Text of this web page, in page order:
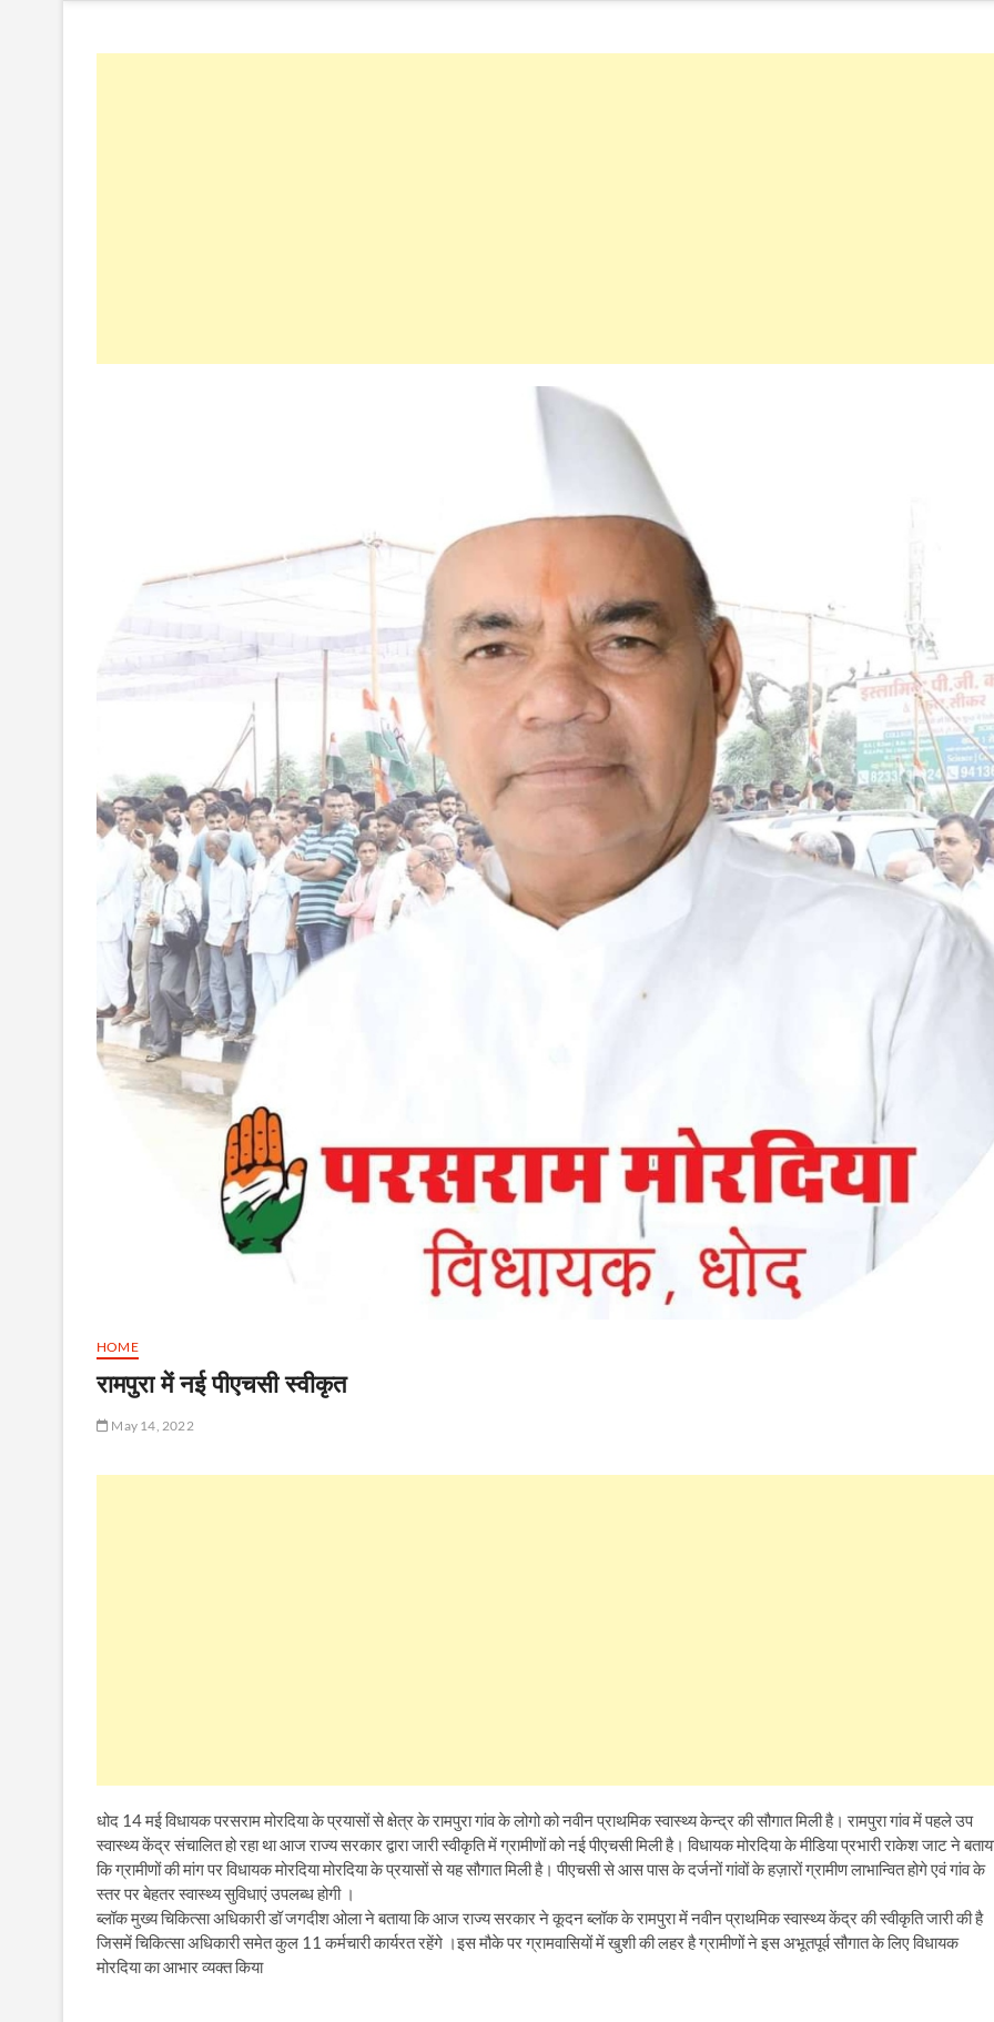
HOME
रामपुरा में नई पीएचसी स्वीकृत
May 14, 2022
धोद 14 मई विधायक परसराम मोरदिया के प्रयासों से क्षेत्र के रामपुरा गांव के लोगो को नवीन प्राथमिक स्वास्थ्य केन्द्र की सौगात मिली है। रामपुरा गांव में पहले उप
स्वास्थ्य केंद्र संचालित हो रहा था आज राज्य सरकार द्वारा जारी स्वीकृति में ग्रामीणों को नई पीएचसी मिली है। विधायक मोरदिया के मीडिया प्रभारी राकेश जाट ने
कि ग्रामीणों की मांग पर विधायक मोरदिया मोरदिया के प्रयासों से यह सौगात मिली है। पीएचसी से आस पास के दर्जनों गांवों के हज़ारों ग्रामीण लाभान्वित होगे एवं गांव के
स्तर पर बेहतर स्वास्थ्य सुविधाएं उपलब्ध होगी ।
ब्लॉक मुख्य चिकित्सा अधिकारी डॉ जगदीश ओला ने बताया कि आज राज्य सरकार ने कूदन ब्लॉक के रामपुरा में नवीन प्राथमिक स्वास्थ्य केंद्र की स्वीकृति जारी की है
जिसमें चिकित्सा अधिकारी समेत कुल 11 कर्मचारी कार्यरत रहेंगे ।इस मौके पर ग्रामवासियों में खुशी की लहर है ग्रामीणों ने इस अभूतपूर्व सौगात के लिए विधायक
मोरदिया का आभार व्यक्त किया